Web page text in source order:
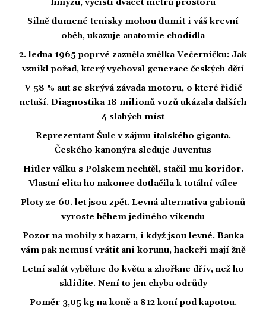
hmyzu, vyčistí dvacet metrů prostoru
Silně tlumené tenisky mohou tlumit i váš krevní
oběh, ukazuje anatomie chodidla
2. ledna 1965 poprvé zazněla znělka Večerníčku: Jak
vznikl pořad, který vychoval generace českých dětí
V 58 % aut se skrývá závada motoru, o které řidič
netuší. Diagnostika 18 milionů vozů ukázala dalších
4 slabých míst
Reprezentant Šulc v zájmu italského giganta.
Českého kanonýra sleduje Juventus
Hitler válku s Polskem nechtěl, stačil mu koridor.
Vlastní elita ho nakonec dotlačila k totální válce
Ploty ze 60. let jsou zpět. Levná alternativa gabionů
vyroste během jediného víkendu
Pozor na mobily z bazaru, i když jsou levné. Banka
vám pak nemusí vrátit ani korunu, hackeři mají žně
Letní salát vyběhne do květu a zhořkne dřív, než ho
sklidíte. Není to jen chyba odrůdy
Poměr 3,05 kg na koně a 812 koní pod kapotou.